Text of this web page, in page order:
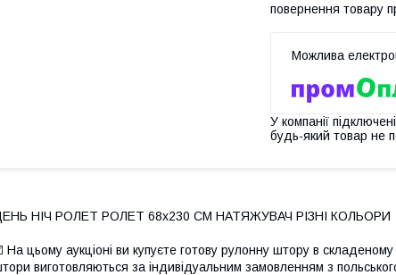
повернення товару
У компанії
будь-який товар не
НІЧ РОЛЕТ РОЛЕТ 68х230 СМ НАТЯЖУВАЧ РІЗНІ КОЛЬОРИ
На цьому аукціоні ви купуєте готову рулонну штору в
виготовляються за індивідуальним замовленням з